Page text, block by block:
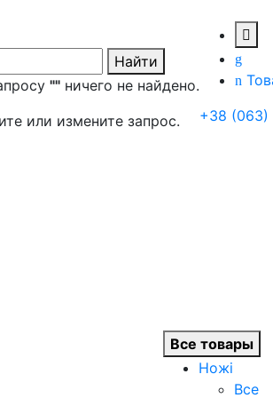
Найти
"" ничего не найдено.
или измените запрос.
+38 (063)
Все товары
Ножі
Все